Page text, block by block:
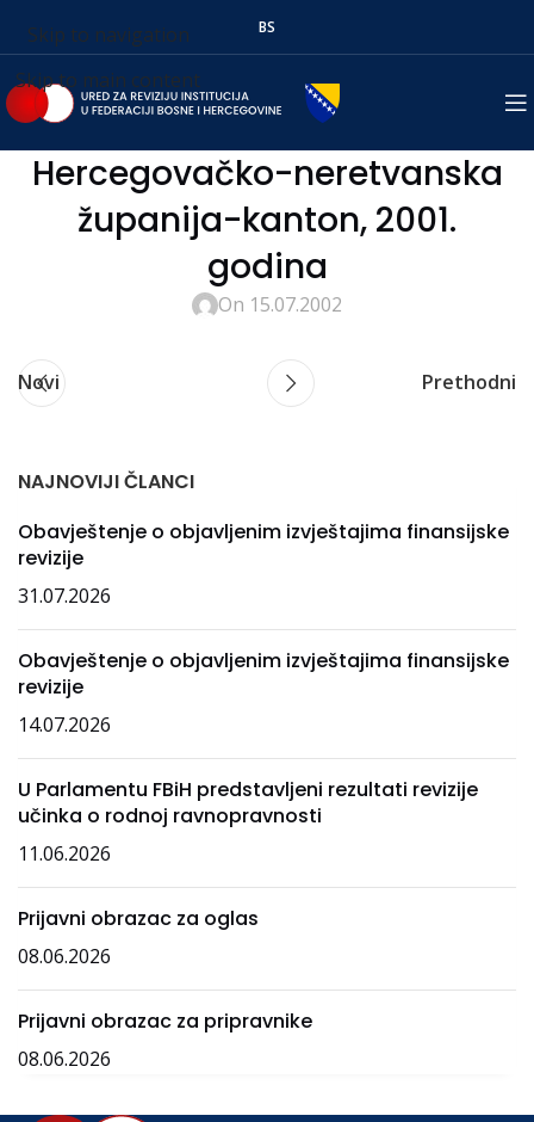
Skip to navigation
Skip to main content
BS
Hercegovačko-neretvanska
županija-kanton, 2001.
godina
On 15.07.2002
Novi Prethodni
NAJNOVIJI ČLANCI
Obavještenje o objavljenim izvještajima finansijske
revizije
31.07.2026
Obavještenje o objavljenim izvještajima finansijske
revizije
14.07.2026
U Parlamentu FBiH predstavljeni rezultati revizije
učinka o rodnoj ravnopravnosti
11.06.2026
Prijavni obrazac za oglas
08.06.2026
Prijavni obrazac za pripravnike
08.06.2026